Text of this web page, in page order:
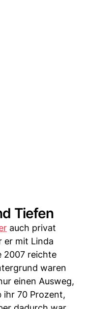
Tiefen
auch privat
er mit Linda
2007 reichte
waren
einen Ausweg,
ihr 70 Prozent,